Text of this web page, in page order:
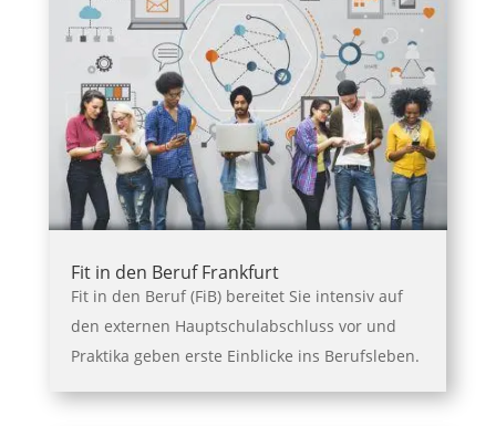
Fit in den Beruf Frankfurt
Fit in den Beruf (FiB) bereitet Sie intensiv auf
den externen Hauptschulabschluss vor und
Praktika geben erste Einblicke ins Berufsleben.